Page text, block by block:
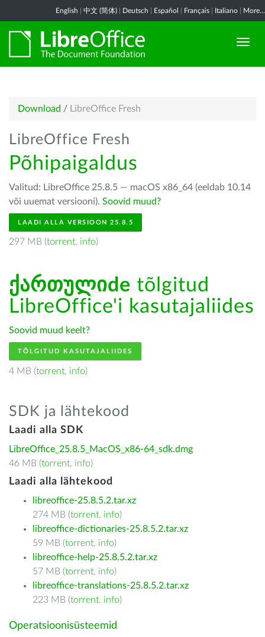
English 中文 (简体) Deutsch Español Français Italiano More...
Download / LibreOffice Fresh
LibreOffice Fresh
Põhipaigaldus
Valitud: LibreOffice 25.8.5 — macOS x86_64 (eeldab 10.14
või uuemat versiooni). Soovid muud?
LAADI ALLA VERSIOON 25.8.5
297 MB (torrent, info)
ქართულიde tõlgitud
LibreOffice'i kasutajaliides
Soovid muud keelt?
TÕLGITUD KASUTAJALIIDES
4 MB (torrent, info)
SDK ja lähtekood
Laadi alla SDK
LibreOffice_25.8.5_MacOS_x86-64_sdk.dmg
46 MB (torrent, info)
Laadi alla lähtekood
libreoffice-25.8.5.2.tar.xz
274 MB (torrent, info)
libreoffice-dictionaries-25.8.5.2.tar.xz
59 MB (torrent, info)
libreoffice-help-25.8.5.2.tar.xz
57 MB (torrent, info)
libreoffice-translations-25.8.5.2.tar.xz
223 MB (torrent, info)
Operatsioonisüsteemid